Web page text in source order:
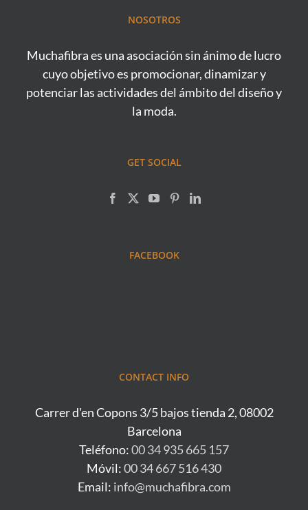
NOSOTROS
Muchafibra es una asociación sin ánimo de lucro
cuyo objetivo es promocionar, dinamizar y
potenciar las actividades del ámbito del diseño y
la moda.
GET SOCIAL
FACEBOOK
CONTACT INFO
Carrer d'en Copons 3/5 bajos tienda 2, 08002
Barcelona
Teléfono:00 34 935 665 157
Móvil:00 34 667 516 430
Email: info@muchafibra.com